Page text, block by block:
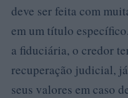
deve ser feita com
em um título
a fiduciária, o credor
recuperação judicial,
seus valores em caso